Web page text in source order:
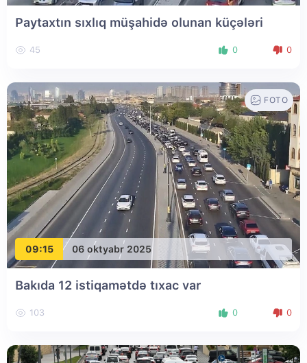
Paytaxtın sıxlıq müşahidə olunan küçələri
45 0 0
09:15 06 oktyabr 2025
FOTO
Bakıda 12 istiqamətdə tıxac var
103 0 0